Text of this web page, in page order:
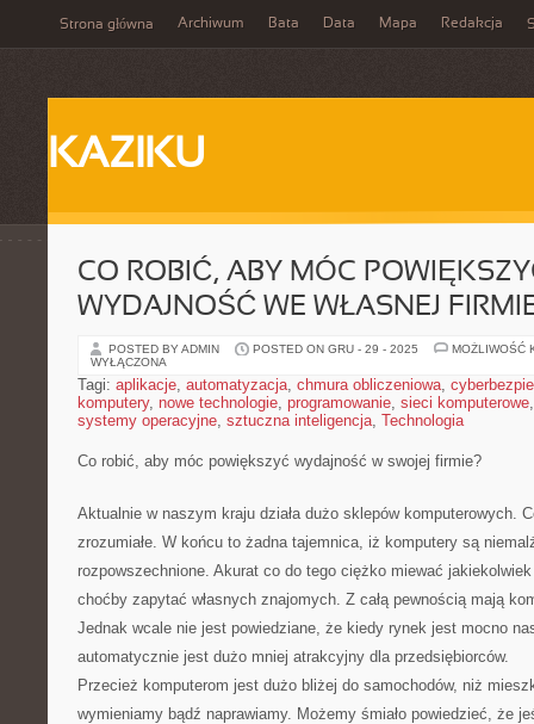
Strona główna Archiwum Bata Data Mapa Redakcja
KAZIKU
CO ROBIĆ, ABY MÓC
WYDAJNOŚĆ WE WŁASNEJ
POSTED BY ADMIN POSTED ON GRU - 29 - 2025
MOŻLIWOŚĆ
WYŁĄCZONA
Tagi: aplikacje, automatyzacja, chmura obliczeniowa,
komputery, nowe technologie, programowanie, sieci komputerowe
systemy operacyjne, sztuczna inteligencja, Technologia
Co robić, aby móc powiększyć wydajność w swojej firmie?
Aktualnie w naszym kraju działa dużo sklepów komputerowych.
zrozumiałe. W końcu to żadna tajemnica, iż komputery są
rozpowszechnione. Akurat co do tego ciężko miewać
choćby zapytać własnych znajomych. Z całą pewnością mają
Jednak wcale nie jest powiedziane, że kiedy rynek jest mocno
automatycznie jest dużo mniej atrakcyjny dla przedsiębiorców.
Przecież komputerom jest dużo bliżej do samochodów, niż
wymieniamy bądź naprawiamy. Możemy śmiało powiedzieć, że